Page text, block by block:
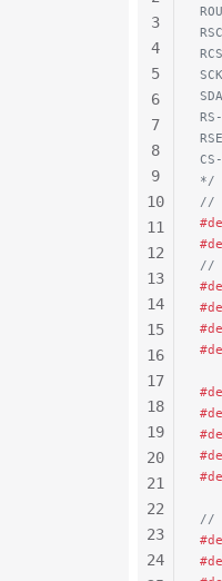
*/
//
//
//
3
4
5
6
7
8
9
10
11
12
13
14
15
16
17
18
19
20
21
22
23
24